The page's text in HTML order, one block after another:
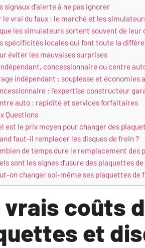
signaux d’alerte à ne pas ignorer
le vrai du faux : le marché et les
les simulateurs sortent souvent de leur
spécificités locales qui font toute la
éviter les mauvaises surprises
concessionnaire ou centre
indépendant : souplesse et économies
: l’expertise constructeur
auto : rapidité et services forfaitaires
Questions
est le prix moyen pour changer des
faut-il remplacer les disques de frein ?
de temps dure le remplacement des
sont les signes d’usure des plaquettes
on changer soi-même ses plaquettes de
vrais coûts
et